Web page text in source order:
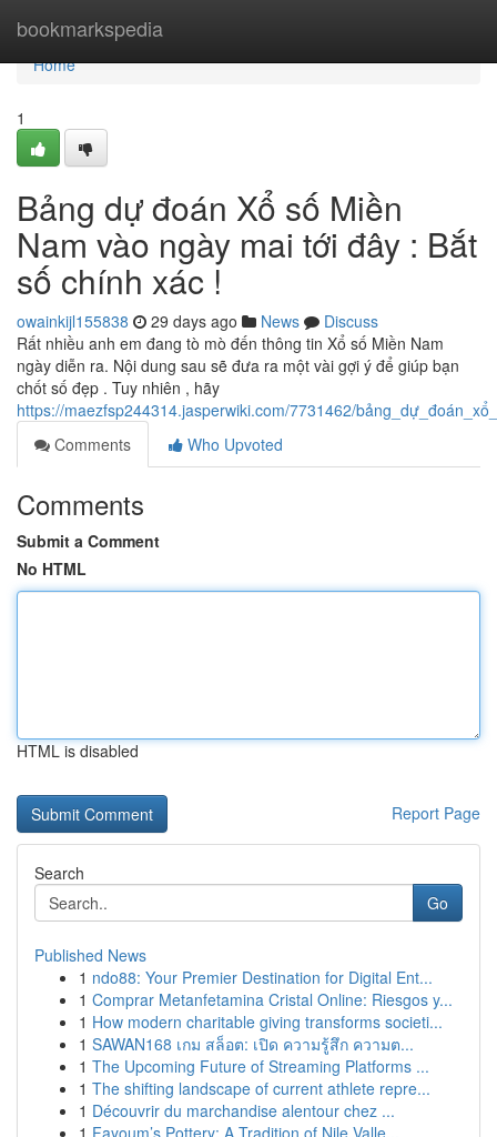
bookmarkspedia
Home
Home
1
Bảng dự đoán Xổ số Miền
Nam vào ngày mai tới đây : Bắt
số chính xác !
owainkijl155838 29 days ago News
Discuss
Rất nhiều anh em đang tò mò đến thông tin Xổ số Miền Nam
ngày diễn ra. Nội dung sau sẽ đưa ra một vài gợi ý để giúp bạn
chốt số đẹp . Tuy nhiên , hãy
https://maezfsp244314.jasperwiki.com/7731462/
Comments
Who Upvoted
Comments
Submit a Comment
No HTML
HTML is disabled
Report Page
Search
Go
Published News
1 ndo88: Your Premier Destination for Digital Ent...
1 Comprar Metanfetamina Cristal Online: Riesgos y...
1 How modern charitable giving transforms societi...
1 SAWAN168 เกม สล็อต: เปิด ความรู้สึก ความต...
1 The Upcoming Future of Streaming Platforms ...
1 The shifting landscape of current athlete repre...
1 Découvrir du marchandise alentour chez ...
1 Fayoum’s Pottery: A Tradition of Nile Valle...